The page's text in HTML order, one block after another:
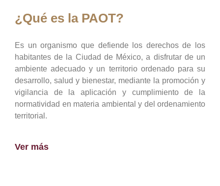
¿Qué es la PAOT?
Es un organismo que defiende los derechos de los
habitantes de la Ciudad de México, a disfrutar de un
ambiente adecuado y un territorio ordenado para su
desarrollo, salud y bienestar, mediante la promoción y
vigilancia de la aplicación y cumplimiento de la
normatividad en materia ambiental y del ordenamiento
territorial.
Ver más